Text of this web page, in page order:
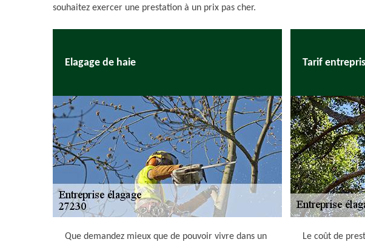
souhaitez exercer une prestation à un prix pas cher.
Elagage de haie
Que demandez mieux que de pouvoir vivre dans un
Tarif
Le coût de